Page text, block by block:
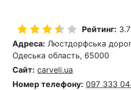
Рейтинг: 3.7
Адреса: Люстдорфська
Одеська область, 65000
Сайт: carveli.ua
Номер телефону: 097 333